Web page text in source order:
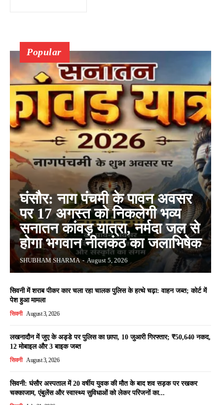
Popular
घंसौर: नाग पंचमी के पावन अवसर
पर 17 अगस्त को निकलेगी भव्य
सनातन कांवड़ यात्रा, नर्मदा जल से
होगा भगवान नीलकंठ का जलाभिषेक
SHUBHAM SHARMA - August 5, 2026
सिवनी में शराब पीकर कार चला रहा चालक पुलिस के हत्थे चढ़ा: वाहन जब्त; कोर्ट में
पेश हुआ मामला
सिवनी August 3, 2026
लखनादौन में जुए के अड्डे पर पुलिस का छापा, 10 जुआरी गिरफ्तार; ₹50,640 नकद,
12 मोबाइल और 3 बाइक जब्त
सिवनी August 3, 2026
सिवनी: घंसौर अस्पताल में 20 वर्षीय युवक की मौत के बाद शव सड़क पर रखकर
चक्काजाम, एंबुलेंस और स्वास्थ्य सुविधाओं को लेकर परिजनों का...